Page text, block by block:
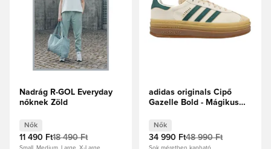
Nadrág R-GOL Everyday
nőknek Zöld
Nők
11 490 Ft18 490 Ft
Small, Medium, Large, X-Large
adidas originals Cipő
Gazelle Bold - Mágikus
zöld/Krémfehér Női
Nők
34 990 Ft48 990 Ft
Sok méretben kapható